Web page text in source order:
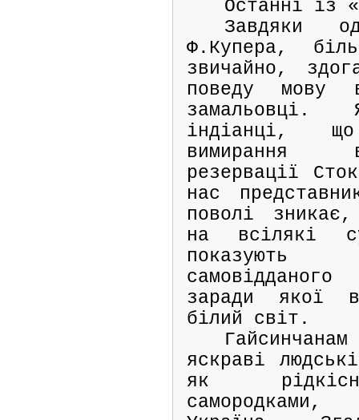
Останні із
Завдяки
Ф.Купера,
звичайно,
поведу мову
індіанці,
вимирання
резервації
нас
поволі
на всілякі
показують
заради якої
білий світ.
яскраві
як